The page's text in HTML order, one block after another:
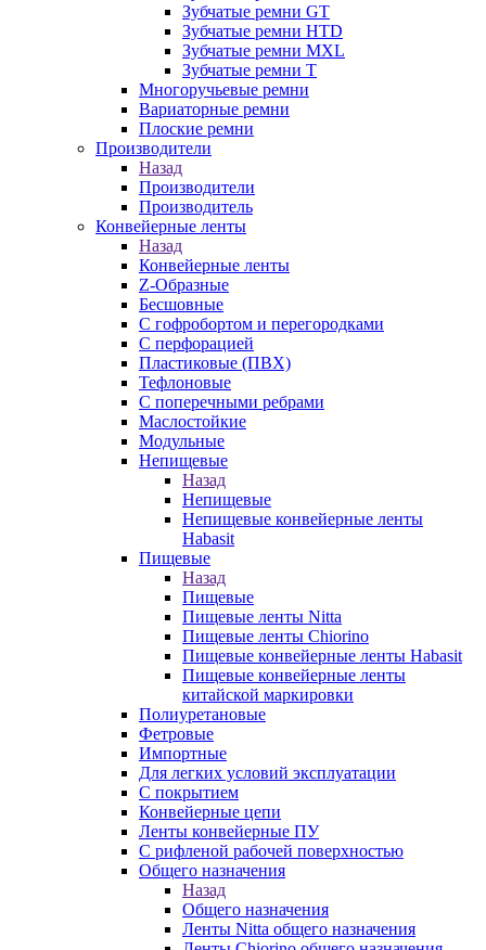
Зубчатые ремни GT
Зубчатые ремни HTD
Зубчатые ремни MXL
Зубчатые ремни Т
Многоручьевые ремни
Вариаторные ремни
Плоские ремни
Производители
Назад
Производители
Производитель
Конвейерные ленты
Назад
Конвейерные ленты
Z-Образные
Бесшовные
С гофробортом и перегородками
С перфорацией
Пластиковые (ПВХ)
Тефлоновые
С поперечными ребрами
Маслостойкие
Модульные
Непищевые
Назад
Непищевые
Непищевые конвейерные ленты
Habasit
Пищевые
Назад
Пищевые
Пищевые ленты Nitta
Пищевые ленты Chiorino
Пищевые конвейерные ленты Habasit
Пищевые конвейерные ленты
китайской маркировки
Полиуретановые
Фетровые
Импортные
Для легких условий эксплуатации
С покрытием
Конвейерные цепи
Ленты конвейерные ПУ
С рифленой рабочей поверхностью
Общего назначения
Назад
Общего назначения
Ленты Nitta общего назначения